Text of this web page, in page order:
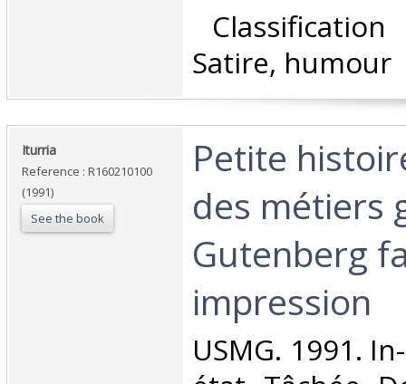
Satire, humour‎
‎Iturria‎
Reference : R160210100
(1991)
See the book
‎Petite
des métiers
Gutenberg
impression‎
‎USMG. 1991.